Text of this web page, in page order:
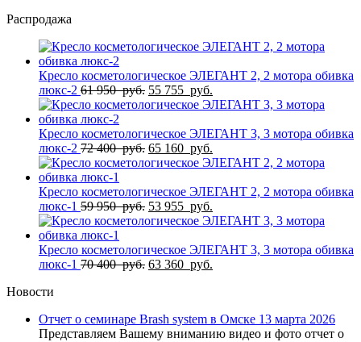
Распродажа
Кресло косметологическое ЭЛЕГАНТ 2, 2 мотора обивка
люкс-2 61 950руб. Первоначальная
цена
61
950
руб..
55 755 руб.
цена:
755
Кресло косметологическое ЭЛЕГАНТ 3, 3 мотора обивка
люкс-2 72 400руб. Первоначальная
цена
72
400
руб..
65 160 руб.
цена:
160
Кресло косметологическое ЭЛЕГАНТ 2, 2 мотора обивка
люкс-1 59 950руб. Первоначальная
цена
59
950
53 955 руб.
цена:
955
Кресло косметологическое ЭЛЕГАНТ 3, 3 мотора обивка
люкс-1 70 400руб. Первоначальная
400
руб..
63 360 руб.
руб..
Новости
Отчет о семинаре Brash system в Омске 13 марта 2026
Представляем Вашему вниманию видео и фото отчет о